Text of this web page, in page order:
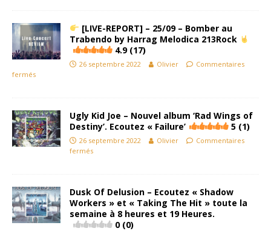
[LIVE-REPORT] – 25/09 – Bomber au
Trabendo by Harrag Melodica 213Rock
4.9 (17)
26 septembre 2022 Olivier
Commentaires
fermés
Ugly Kid Joe – Nouvel album ‘Rad Wings of
Destiny’. Ecoutez « Failure’
5 (1)
26 septembre 2022 Olivier
Commentaires
fermés
Dusk Of Delusion – Ecoutez « Shadow
Workers » et « Taking The Hit » toute la
semaine à 8 heures et 19 Heures.
0 (0)